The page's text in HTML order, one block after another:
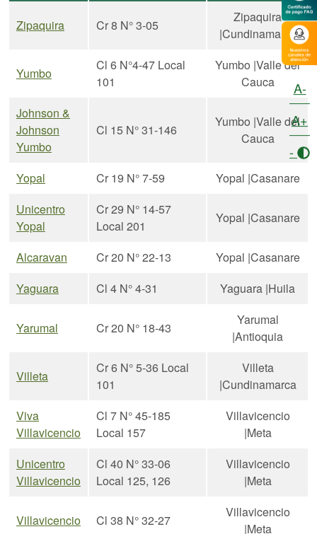
Zipaquira Cr 8 N° 3-05
Zipaquira
|Cundinamarca
Yumbo
Cl 6 N°4-47 Local
101
Yumbo |Valle del
Cauca
Johnson &
Johnson
Yumbo
Cl 15 N° 31-146
Yumbo |Valle del
Cauca
Yopal Cr 19 N° 7-59
Yopal |Casanare
Unicentro
Yopal
Cr 29 N° 14-57
Local 201
Yopal |Casanare
Alcaravan Cr 20 N° 22-13
Yopal |Casanare
Yaguara
Cl 4 N° 4-31 Yaguara |Huila
Yarumal Cr 20 N° 18-43
Yarumal
|Antioquia
Villeta
Cr 6 N° 5-36 Local
101
Villeta
|Cundinamarca
Viva
Villavicencio
Cl 7 N° 45-185
Local 157
Villavicencio
|Meta
Unicentro
Villavicencio
Cl 40 N° 33-06
Local 125, 126
Villavicencio
|Meta
Villavicencio Cl 38 N° 32-27
Villavicencio
|Meta
A-
A+
-